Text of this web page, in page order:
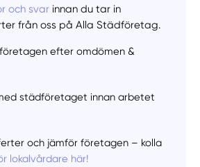
och svar innan du tar in
från oss på Alla Städföretag.
efter omdömen &
städföretaget innan arbetet
och jämför företagen – kolla
lokalvårdare här!